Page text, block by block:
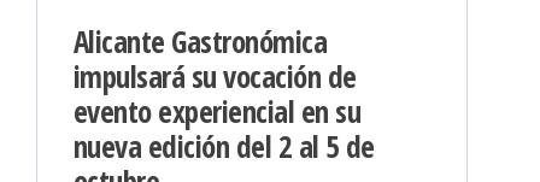
Alicante Gastronómica
impulsará su vocación de
evento experiencial en su
nueva edición del 2 al 5 de